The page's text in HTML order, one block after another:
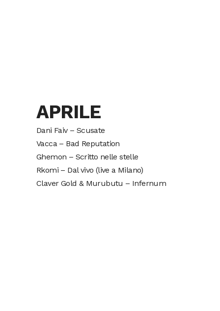
APRILE
Dani Faiv – Scusate
Vacca – Bad Reputation
Ghemon – Scritto nelle stelle
Rkomi – Dal vivo (live a Milano)
Claver Gold & Murubutu – Infernum